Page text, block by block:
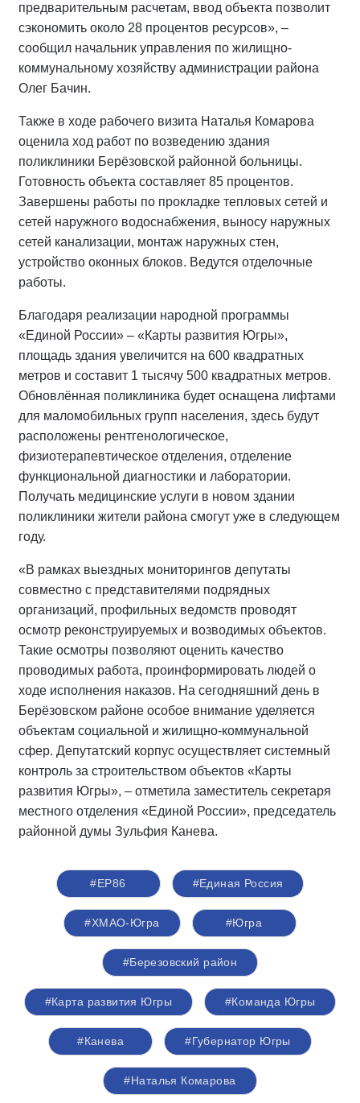
предварительным расчетам, ввод объекта позволит
сэкономить около 28 процентов ресурсов», –
сообщил начальник управления по жилищно-
коммунальному хозяйству администрации района
Олег Бачин.
Также в ходе рабочего визита Наталья Комарова
оценила ход работ по возведению здания
поликлиники Берёзовской районной больницы.
Готовность объекта составляет 85 процентов.
Завершены работы по прокладке тепловых сетей и
сетей наружного водоснабжения, выносу наружных
сетей канализации, монтаж наружных стен,
устройство оконных блоков. Ведутся отделочные
работы.
Благодаря реализации народной программы
«Единой России» – «Карты развития Югры»,
площадь здания увеличится на 600 квадратных
метров и составит 1 тысячу 500 квадратных метров.
Обновлённая поликлиника будет оснащена лифтами
для маломобильных групп населения, здесь будут
расположены рентгенологическое,
физиотерапевтическое отделения, отделение
функциональной диагностики и лаборатории.
Получать медицинские услуги в новом здании
поликлиники жители района смогут уже в следующем
году.
«В рамках выездных мониторингов депутаты
совместно с представителями подрядных
организаций, профильных ведомств проводят
осмотр реконструируемых и возводимых объектов.
Такие осмотры позволяют оценить качество
проводимых работа, проинформировать людей о
ходе исполнения наказов. На сегодняшний день в
Берёзовском районе особое внимание уделяется
объектам социальной и жилищно-коммунальной
сфер. Депутатский корпус осуществляет системный
контроль за строительством объектов «Карты
развития Югры», – отметила заместитель секретаря
местного отделения «Единой России», председатель
районной думы Зульфия Канева.
#ЕР86 #Единая Россия
#ХМАО-Югра #Югра
#Березовский район
#Карта развития Югры #Команда Югры
#Канева #Губернатор Югры
#Наталья Комарова